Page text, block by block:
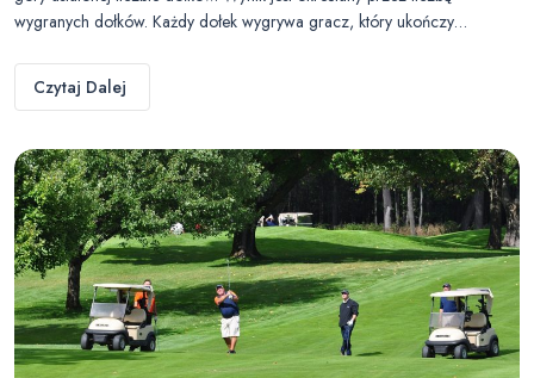
wygranych dołków. Każdy dołek wygrywa gracz, który ukończy…
Czytaj Dalej